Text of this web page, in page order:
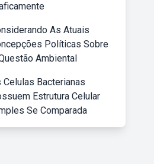
As Atuais
Políticas Sobre
Ambiental
Celulas Bacterianas
Estrutura Celular
Se Comparada